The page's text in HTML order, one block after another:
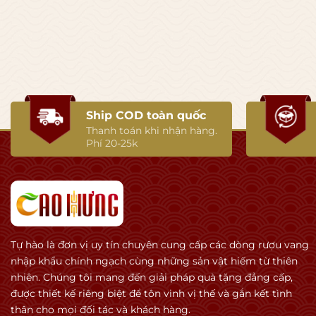
đất marl & limestone,
khí hậu mát,
độ cao tốt.
👉 Điều này giúp:
Nebbiolo giữ acid cực đẹp,
phát triển aroma cực phức tạp,
aging hàng chục năm.
Vintage 2016 đặc biệt:
✅ freshness cao
✅ tannin cực đẹp
✅ balance gần như hoàn hảo
Ship COD toàn quốc
Thanh toán khi nhận hàng.
Phí 20-25k
Tự hào là đơn vị uy tín chuyên cung cấp các dòng rượu vang
nhập khẩu chính ngạch cùng những sản vật hiếm từ thiên
nhiên. Chúng tôi mang đến giải pháp quà tặng đẳng cấp,
được thiết kế riêng biệt để tôn vinh vị thế và gắn kết tình
thân cho mọi đối tác và khách hàng.